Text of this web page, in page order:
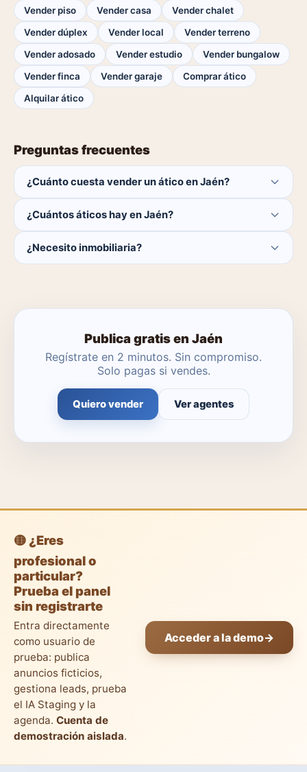
Vender piso Vender casa
Vender chalet
Vender dúplex
Vender local
Vender terreno
Vender adosado
Vender estudio
Vender bungalow
Vender finca
Vender garaje
Comprar ático
Alquilar ático
Preguntas frecuentes
¿Cuánto cuesta vender un ático en Jaén?
cierra la venta.
¿Cuántos áticos hay en Jaén?
catálogo se actualiza a diario.
¿Necesito inmobiliaria?
Publica gratis en Jaén
Regístrate en 2 minutos. Sin compromiso.
Solo pagas si vendes.
Quiero vender Ver agentes
🟡 ¿Eres
profesional o
particular?
Prueba el panel
sin registrarte
Entra directamente
como usuario de
prueba: publica
anuncios ficticios,
gestiona leads, prueba
el IA Staging y la
agenda. Cuenta de
demostración aislada.
Acceder a la demo→